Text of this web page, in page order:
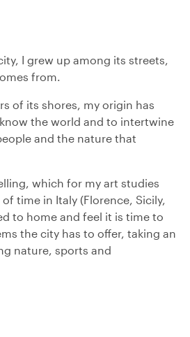
I grew up among its streets,
from.
of its shores, my origin has
the world and to intertwine
and the nature that
which for my art studies
time in Italy (Florence, Sicily,
to home and feel it is time to
the city has to offer, taking an
nature, sports and